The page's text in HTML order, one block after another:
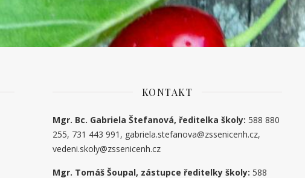
KONTAKT
Mgr. Bc. Gabriela Štefanová, ředitelka školy: 588 880
255, 731 443 991, gabriela.stefanova@zssenicenh.cz,
vedeni.skoly@zssenicenh.cz
Mgr. Tomáš Šoupal, zástupce ředitelky školy: 588